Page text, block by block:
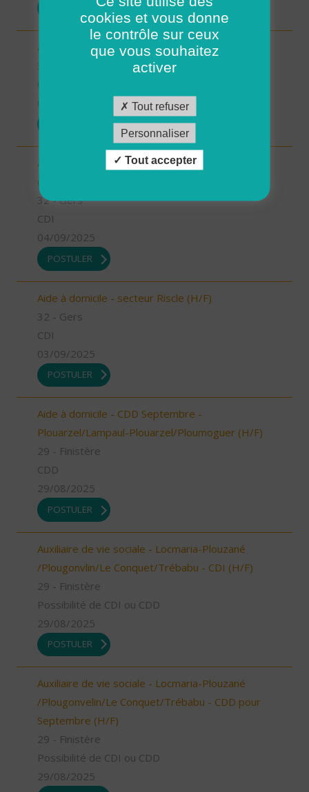
Aide à domicile - secteur Beaumarchès (H/F)
Auxiliaire de vie sociale - secteur L'Isle Jourdain
(H/F)
32 - Gers
CDI
04/09/2025
POSTULER
Aide à domicile - secteur Riscle (H/F)
32 - Gers
CDI
03/09/2025
POSTULER
Aide à domicile - CDD Septembre -
Plouarzel/Lampaul-Plouarzel/Ploumoguer (H/F)
29 - Finistère
CDD
29/08/2025
POSTULER
Auxiliaire de vie sociale - Locmaria-Plouzané
/Plougonvlin/Le Conquet/Trébabu - CDI (H/F)
29 - Finistère
Possibilité de CDI ou CDD
29/08/2025
POSTULER
Auxiliaire de vie sociale - Locmaria-Plouzané
/Plougonvelin/Le Conquet/Trébabu - CDD pour
Septembre (H/F)
29 - Finistère
Possibilité de CDI ou CDD
29/08/2025
cookies et vous donne
le contrôle sur ceux
que vous souhaitez
activer
Tout refuser
Personnaliser
Tout accepter